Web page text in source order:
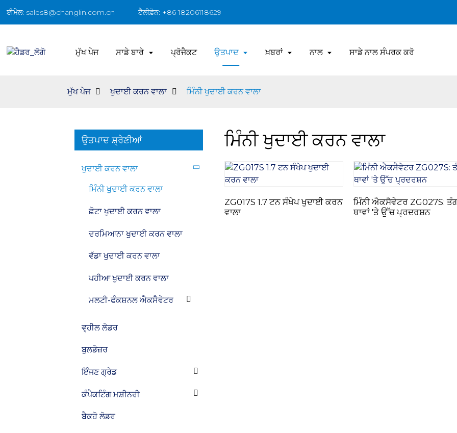
ਈਮੇਲ: sales8@changlin.com.cn ਟੈਲੀਫ਼ੋਨ: +86 18206118629
ਮੁੱਖ ਪੇਜ ਸਾਡੇ ਬਾਰੇ ਪ੍ਰੋਜੈਕਟ ਉਤਪਾਦ ਖ਼ਬਰਾਂ ਨਾਲ ਸਾਡੇ ਨਾਲ ਸੰਪਰਕ ਕਰੋ
ਮੁੱਖ ਪੇਜ ਖੁਦਾਈ ਕਰਨ ਵਾਲਾ ਮਿੰਨੀ ਖੁਦਾਈ ਕਰਨ ਵਾਲਾ
ਉਤਪਾਦ ਸ਼੍ਰੇਣੀਆਂ
ਖੁਦਾਈ ਕਰਨ ਵਾਲਾ
ਮਿੰਨੀ ਖੁਦਾਈ ਕਰਨ ਵਾਲਾ
ਛੋਟਾ ਖੁਦਾਈ ਕਰਨ ਵਾਲਾ
ਦਰਮਿਆਨਾ ਖੁਦਾਈ ਕਰਨ ਵਾਲਾ
ਵੱਡਾ ਖੁਦਾਈ ਕਰਨ ਵਾਲਾ
ਪਹੀਆ ਖੁਦਾਈ ਕਰਨ ਵਾਲਾ
ਮਲਟੀ-ਫੰਕਸ਼ਨਲ ਐਕਸੈਵੇਟਰ
ਵ੍ਹੀਲ ਲੋਡਰ
ਬੁਲਡੋਜ਼ਰ
ਇੰਜਣ ਗ੍ਰੇਡ
ਕੰਪੈਕਟਿੰਗ ਮਸ਼ੀਨਰੀ
ਬੈਕਹੋ ਲੋਡਰ
ਮਿੰਨੀ ਖੁਦਾਈ ਕਰਨ ਵਾਲਾ
ZG017S 1.7 ਟਨ ਸੰਖੇਪ ਖੁਦਾਈ ਕਰਨ
ਵਾਲਾ
ਮਿੰਨੀ ਐਕਸੈਵੇਟਰ ZG027S:
ਥਾਵਾਂ 'ਤੇ ਉੱਚ ਪ੍ਰਦਰਸ਼ਨ